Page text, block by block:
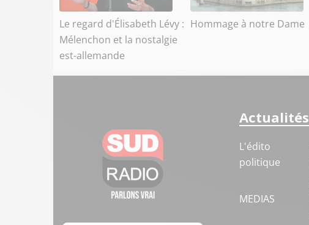
Le regard d'Élisabeth Lévy :
Mélenchon et la nostalgie
est-allemande
Hommage à notre Dame
Actualités
L'édito
politique
MEDIAS